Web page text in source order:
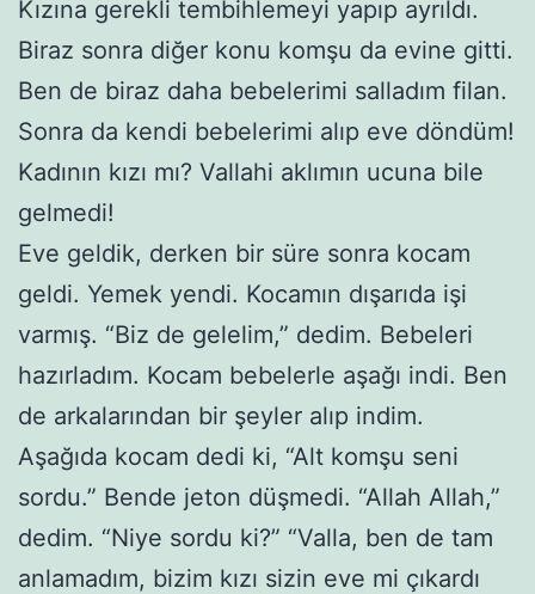
Kızına gerekli tembihlemeyi yapıp ayrıldı.
Biraz sonra diğer konu komşu da evine gitti.
Ben de biraz daha bebelerimi salladım filan.
Sonra da kendi bebelerimi alıp eve döndüm!
Kadının kızı mı? Vallahi aklımın ucuna bile
gelmedi!
Eve geldik, derken bir süre sonra kocam
geldi. Yemek yendi. Kocamın dışarıda işi
varmış. “Biz de gelelim,” dedim. Bebeleri
hazırladım. Kocam bebelerle aşağı indi. Ben
de arkalarından bir şeyler alıp indim.
Aşağıda kocam dedi ki, “Alt komşu seni
sordu.” Bende jeton düşmedi. “Allah Allah,”
dedim. “Niye sordu ki?” “Valla, ben de tam
anlamadım, bizim kızı sizin eve mi çıkardı